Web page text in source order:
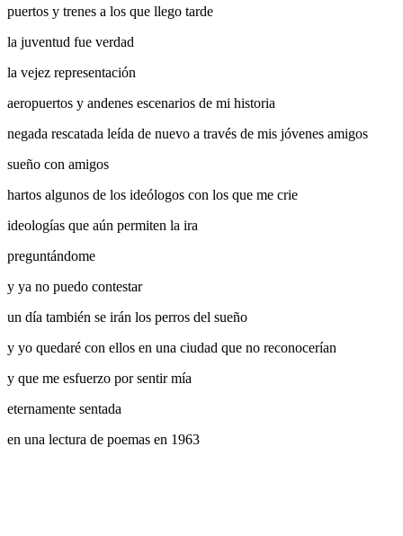
puertos y trenes a los que llego tarde
la juventud fue verdad
la vejez representación
aeropuertos y andenes escenarios de mi historia
negada rescatada leída de nuevo a través de mis jóvenes amigos
sueño con amigos
hartos algunos de los ideólogos con los que me crie
ideologías que aún permiten la ira
preguntándome
y ya no puedo contestar
un día también se irán los perros del sueño
y yo quedaré con ellos en una ciudad que no reconocerían
y que me esfuerzo por sentir mía
eternamente sentada
en una lectura de poemas en 1963